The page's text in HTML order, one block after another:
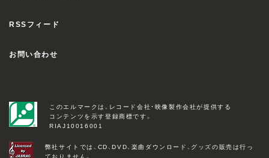
RSSフィード
お問い合わせ
このエルマークは、レコード会社・映像製作会社が提供する
コンテンツを示す登録商標です。
RIAJ10016001
弊社サイトでは、CD、DVD、楽曲ダウンロード、グッズの販売は行っ
ておりません。